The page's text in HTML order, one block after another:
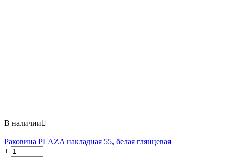
В наличии
Раковина PLAZA накладная 55, белая глянцевая
+
−